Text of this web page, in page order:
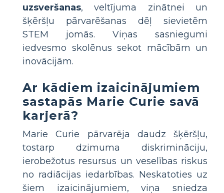
uzsveršanas, veltījuma zinātnei un
šķēršļu pārvarēšanas dēļ sievietēm
STEM jomās. Viņas sasniegumi
iedvesmo skolēnus sekot mācībām un
inovācijām.
Ar kādiem izaicinājumiem
sastapās Marie Curie savā
karjerā?
Marie Curie pārvarēja daudz šķēršļu,
tostarp dzimuma diskrimināciju,
ierobežotus resursus un veselības riskus
no radiācijas iedarbības. Neskatoties uz
šiem izaicinājumiem, viņa sniedza